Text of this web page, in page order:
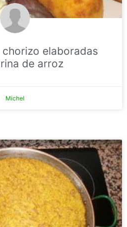
elaboradas
de arroz
Michel